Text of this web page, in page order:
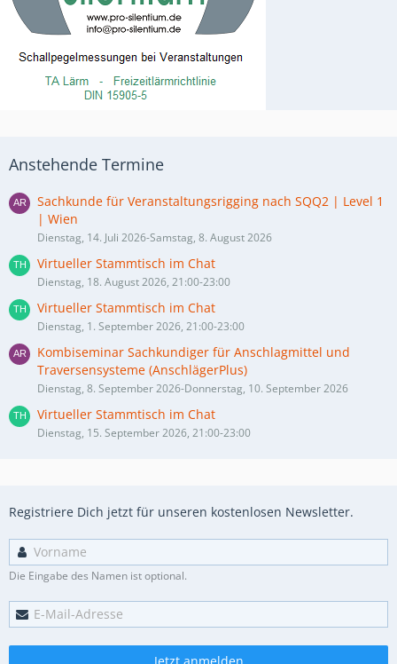
Anstehende Termine
Sachkunde für Veranstaltungsrigging nach SQQ2 | Level 1
| Wien
Dienstag, 14. Juli 2026-Samstag, 8. August 2026
Virtueller Stammtisch im Chat
Dienstag, 18. August 2026, 21:00-23:00
Virtueller Stammtisch im Chat
Dienstag, 1. September 2026, 21:00-23:00
Kombiseminar Sachkundiger für Anschlagmittel und
Traversensysteme (AnschlägerPlus)
Dienstag, 8. September 2026-Donnerstag, 10. September 2026
Virtueller Stammtisch im Chat
Dienstag, 15. September 2026, 21:00-23:00
Registriere Dich jetzt für unseren kostenlosen Newsletter.
Die Eingabe des Namen ist optional.